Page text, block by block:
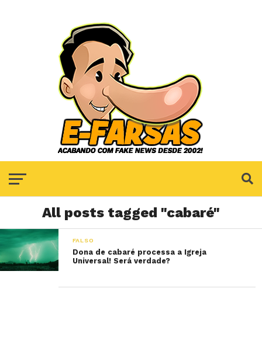
All posts tagged "cabaré"
FALSO
Dona de cabaré processa a Igreja
Universal! Será verdade?